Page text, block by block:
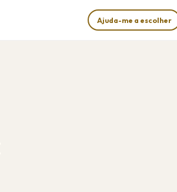
Ajuda-me a escolher